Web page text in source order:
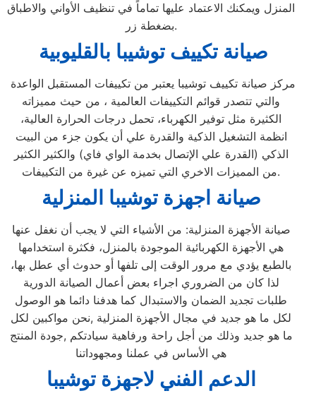
المنزل ويمكنك الاعتماد عليها تماماً في تنظيف الأواني والاطباق
بضغطة زر.
صيانة تكييف توشيبا بالقليوبية
والتي تتصدر قوائم التكييفات العالمية ، من حيث مميزاته
الكثيرة مثل توفير الكهرباء، تحمل درجات الحرارة العالية،
انظمة التشغيل الذكية والقدرة علي أن يكون جزء من البيت
الذكي (القدرة علي الإتصال بخدمة الواي فاي) والكثير الكثير
من المميزات الاخري التي تميزه عن غيرة من التكييفات.
صيانة اجهزةتوشيبا المنزلية
صيانة الأجهزة المنزلية: من الأشياء التي لا يجب أن نغفل عنها
هي الأجهزة الكهربائية الموجودة بالمنزل، فكثرة استخدامها
بالطبع يؤدي مع مرور الوقت إلى تلفها أو حدوث أي عطل بها،
لذا كان من الضروري اجراء بعض أعمال الصيانة الدورية
طلبات تجديد الضمان والاستبدال كما هدفنا دائما هو الوصول
لكل ما هو جديد في مجال الأجهزة المنزلية ,نحن مواكبين لكل
ما هو جديد وذلك من أجل راحة ورفاهية سيادتكم ,جودة المنتج
هي الأساس في عملنا ومجهوداتنا
الدعم الفني لاجهزة توشيبا